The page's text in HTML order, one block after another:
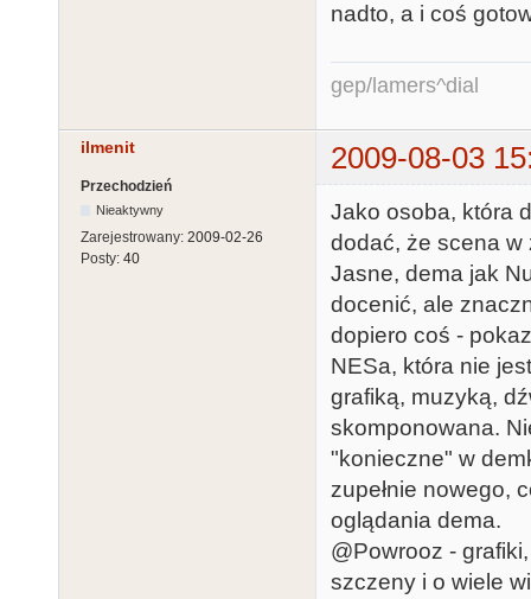
nadto, a i coś
gep/lamers^dial
ilmenit 2009-08-03
Przechodzień
Nieaktywny
Zarejestrowany: 2009-02-26
Posty: 40
Jako osoba, która
dodać, że scena w
Jasne, dema jak
docenić, ale
dopiero coś -
NESa, która nie
grafiką, muzyką,
skomponowana.
"konieczne" w
zupełnie nowego,
oglądania dema.
@Powrooz -
szczeny i o wiele